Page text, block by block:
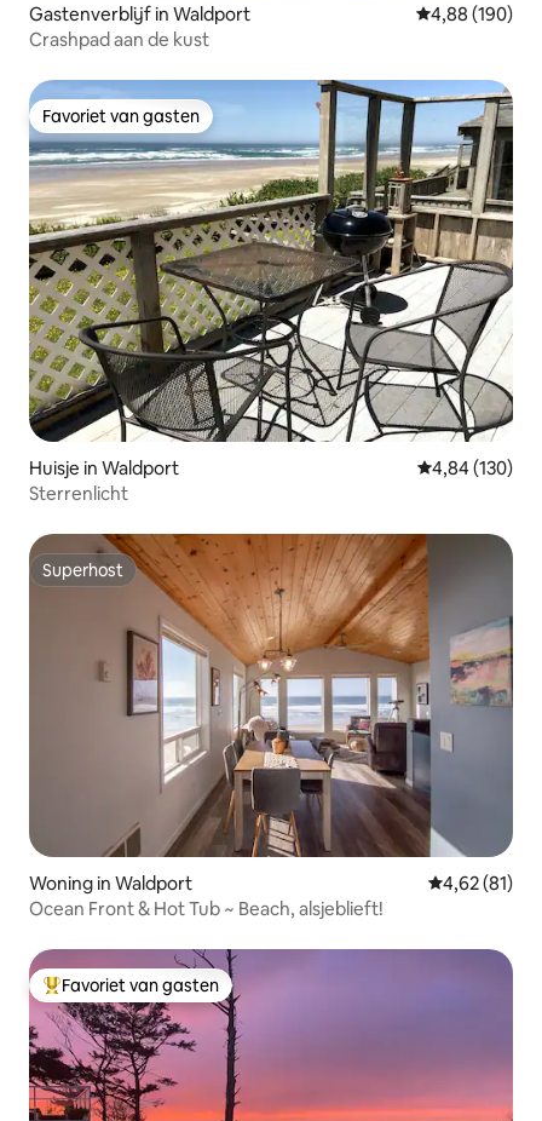
Gastenverblijf in Waldport Gemiddelde
4,88 (190)
Crashpad aan de kust
Favoriet van gasten
Favoriet van gasten
Huisje in Waldport Gemiddelde
4,84 (130)
Sterrenlicht
Superhost
Superhost
Woning in Waldport Gemiddelde
4,62 (81)
Ocean Front & Hot Tub ~ Beach, alsjeblieft!
Topfavoriet van gasten
Favoriet van gasten